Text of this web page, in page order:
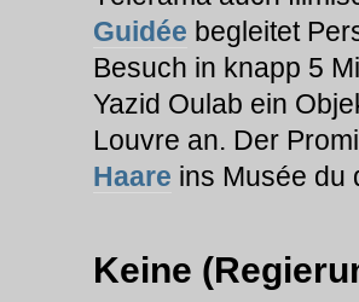
Guidée begleitet
Besuch in knapp 5
Yazid Oulab ein
Louvre an. Der
Haare ins Musée du
Keine